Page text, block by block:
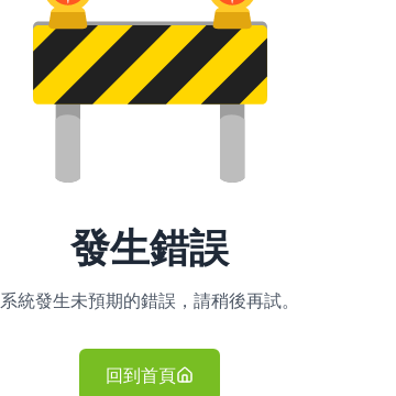
發生錯誤
系統發生未預期的錯誤，請稍後再試。
回到首頁